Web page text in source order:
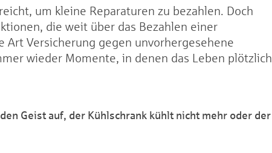
um kleine Reparaturen zu bezahlen. Doch
die weit über das Bezahlen einer
Art Versicherung gegen unvorhergesehene
wieder Momente, in denen das Leben plötzlich
Geist auf, der Kühlschrank kühlt nicht mehr oder der